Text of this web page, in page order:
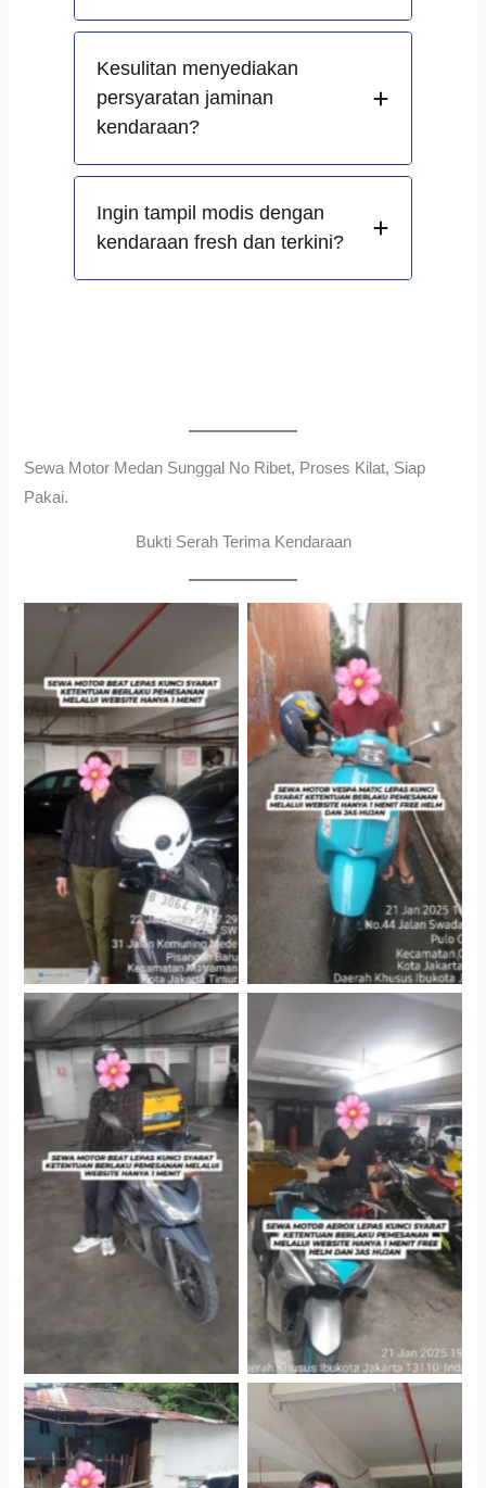
Kesulitan menyediakan
persyaratan jaminan
kendaraan?
Ingin tampil modis dengan
kendaraan fresh dan terkini?
Sewa Motor Medan Sunggal No Ribet, Proses Kilat, Siap
Pakai.
Bukti Serah Terima Kendaraan
Cityplaza Jatinegara
Gedung Parkir P6A
Antar Jemput Kendaraan
Cityplaza Jatinegara
Gedung Parkir P6A
Cityplaza Jatinegara
Gedung Parkir P6A